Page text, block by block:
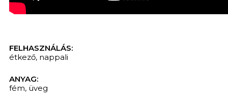
FELHASZNÁLÁS:
étkező, nappali
ANYAG:
fém, üveg